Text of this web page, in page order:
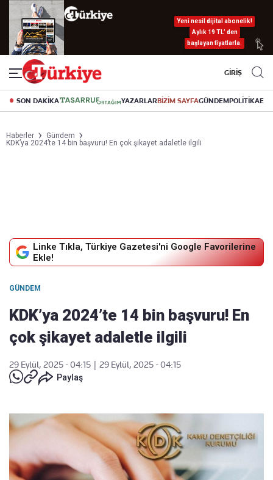
Yeni nesil dijital abonelik!
Aylık 19 TL’ den
başlayan fiyatlarla.
GİRİŞ
SON DAKİKA YAZARLARBİZİM SAYFAGÜNDEMPOLİTİKA
Haberler
Gündem
KDK’ya 2024’te 14 bin başvuru! En çok şikayet adaletle ilgili
Linke Tıkla, Türkiye Gazetesi'ni Google Favorilerine
Ekle!
GÜNDEM
KDK’ya 2024’te 14 bin başvuru! En
çok şikayet adaletle ilgili
29 Eylül, 2025 - 04:15
29 Eylül, 2025 - 04:15
Paylaş